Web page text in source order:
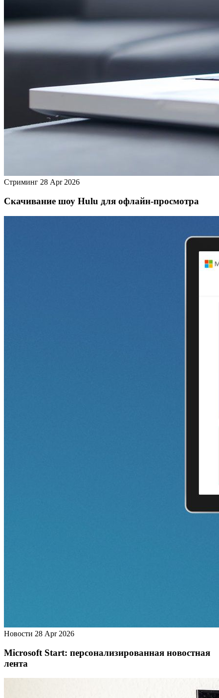
Стриминг 28 Apr 2026
Скачивание шоу Hulu для офлайн‑просмотра
Новости 28 Apr 2026
Microsoft Start: персонализированная новостная
лента